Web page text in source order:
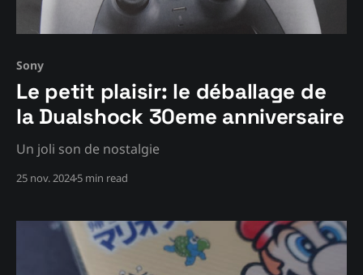
Sony
Le petit plaisir: le déballage de
la Dualshock 30eme anniversaire
Un joli son de nostalgie
25 nov. 20245 min read